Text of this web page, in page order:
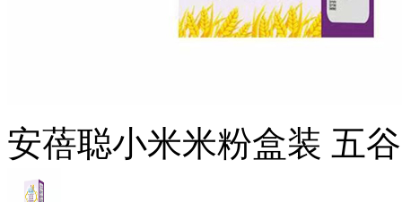
安蓓聪小米米粉盒装 五